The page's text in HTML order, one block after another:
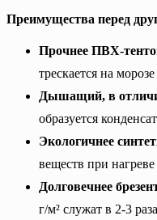
Преимущества перед
Прочнее ПВХ-
трескается на морозе
Дышащий, в
образуется
Экологичнее
веществ при нагреве
Долговечнее
г/м² служат в 2-3